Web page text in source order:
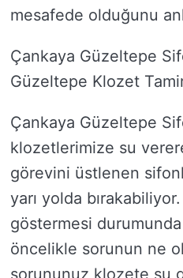
mesafede olduğunu
Çankaya Güzeltepe
Güzeltepe Klozet
Çankaya Güzeltepe
klozetlerimize su
görevini üstlenen
yarı yolda
göstermesi
öncelikle sorunun ne
sorununuz klozete su